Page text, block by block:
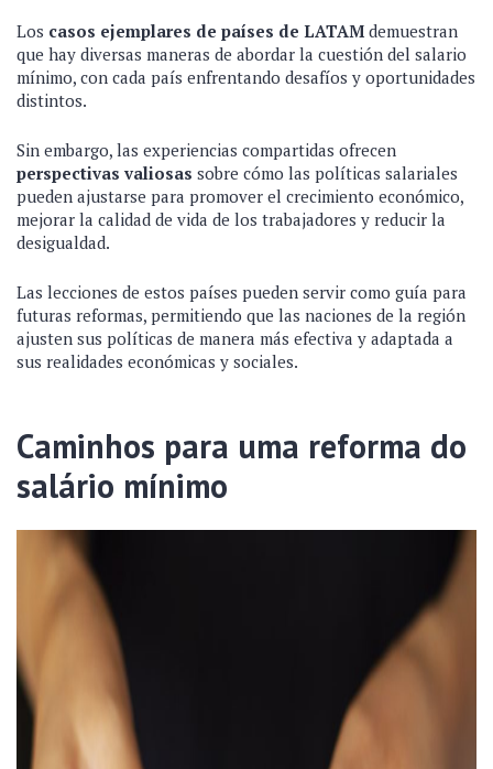
Los casos ejemplares de países de LATAM demuestran
que hay diversas maneras de abordar la cuestión del salario
mínimo, con cada país enfrentando desafíos y oportunidades
distintos.
Sin embargo, las experiencias compartidas ofrecen
perspectivas valiosas sobre cómo las políticas salariales
pueden ajustarse para promover el crecimiento económico,
mejorar la calidad de vida de los trabajadores y reducir la
desigualdad.
Las lecciones de estos países pueden servir como guía para
futuras reformas, permitiendo que las naciones de la región
ajusten sus políticas de manera más efectiva y adaptada a
sus realidades económicas y sociales.
Caminhos para uma reforma do
salário mínimo